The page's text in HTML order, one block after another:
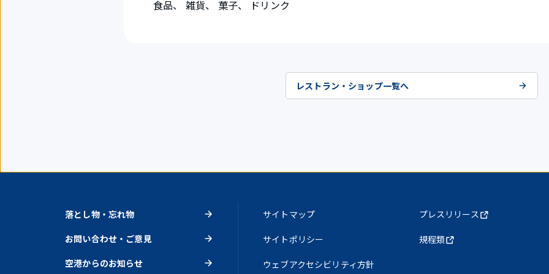
食品、 雑貨、 菓子、 ドリンク
レストラン・ショップ一覧へ
落とし物・忘れ物
お問い合わせ・ご意見
空港からのお知らせ
サイトマップ
サイトポリシー
ウェブアクセシビリティ方針
プレスリリース
規程類